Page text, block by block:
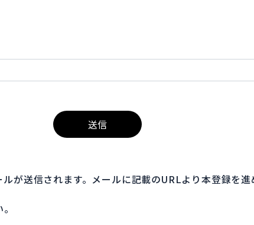
送信
が送信されます。メールに記載のURLより本登録を